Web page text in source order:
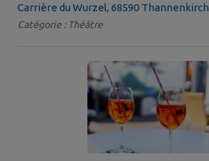
Carrière du Wurzel, 68590 Thannenkirch
Catégorie : Théâtre